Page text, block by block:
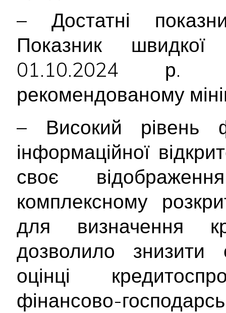
– Достатні
Показник швидкої
01.10.2024 р.
рекомендованому
– Високий рівень
інформаційної
своє
комплексному
для визначення
дозволило знизити
оцінці
фінансово-